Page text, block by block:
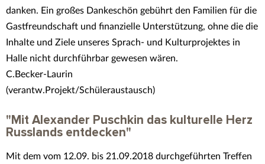
danken. Ein großes Dankeschön gebührt den Familien für die
Gastfreundschaft und finanzielle Unterstützung, ohne die die
Inhalte und Ziele unseres Sprach- und Kulturprojektes in
Halle nicht durchführbar gewesen wären.
C.Becker-Laurin
(verantw.Projekt/Schüleraustausch)
"Mit Alexander Puschkin das kulturelle Herz
Russlands entdecken"
Mit dem vom 12.09. bis 21.09.2018 durchgeführten Treffen